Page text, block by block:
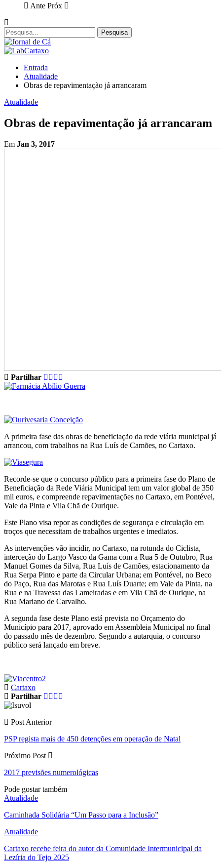
Ante Próx
Entrada
Atualidade
Obras de repavimentação já arrancaram
Atualidade
Obras de repavimentação já arrancaram
Em Jan 3, 2017
Partilhar
A primeira fase das obras de beneficiação da rede viária municipal já
arrancou, com trabalhos na Rua Luís de Camões, no Cartaxo.
Recorde-se que o concurso público para a primeira fase do Plano de
Beneficiação da Rede Viária Municipal tem um valor global de 350
mil euros, e compreende repavimentações no Cartaxo, em Pontével,
Vale da Pinta e Vila Chã de Ourique.
Este Plano visa repor as condições de segurança e circulação em
troços que necessitam de trabalhos urgentes e imediatos.
As intervenções vão incidir, no Cartaxo, na rotunda do Ciclista,
interceção do Largo Vasco da Gama com a Rua 5 de Outubro, Rua
Manuel Gomes da Silva, Rua Luís de Camões, estacionamento da
Rua Serpa Pinto e parte da Circular Urbana; em Pontével, no Beco
do Paço, Rua das Marotas e Rua Luís Duarte; em Vale da Pinta, na
Rua e na Travessa das Lameiradas e em Vila Chã de Ourique, na
Rua Mariano de Carvalho.
A segunda fase deste Plano está prevista no Orçamento do
Município para 2017, aprovado em Assembleia Municipal no final
do passado mês de dezembro. Segundo a autarquia, o concurso
público será lançado em breve.
Cartaxo
Partilhar
Post Anterior
PSP regista mais de 450 detenções em operação de Natal
Próximo Post
2017 previsões numerológicas
Pode gostar também
Atualidade
Caminhada Solidária “Um Passo para a Inclusão”
Atualidade
Cartaxo recebe feira do autor da Comunidade Intermunicipal da
Lezíria do Tejo 2025